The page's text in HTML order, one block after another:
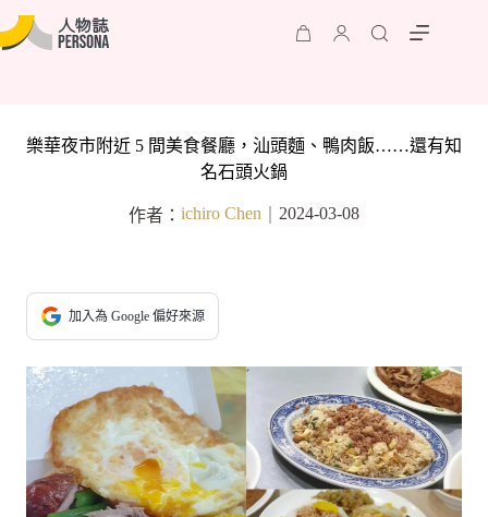
樂華夜市附近 5 間美食餐廳，汕頭麵、鴨肉飯……還有知
名石頭火鍋
作者： ichiro Chen 2024-03-08
加入為 Google 偏好來源